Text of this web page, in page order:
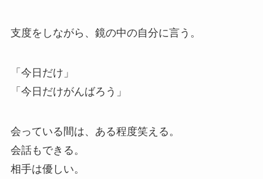
支度をしながら、鏡の中の自分に言う。
「今日だけ」
「今日だけがんばろう」
会っている間は、ある程度笑える。
会話もできる。
相手は優しい。